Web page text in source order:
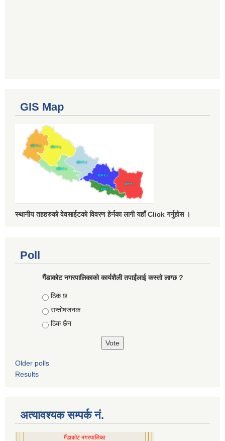
GIS Map
स्थानीय तहहरुको वेवसाईटको विवरण हेर्नका लागी यहाँ Click गर्नुहोस ।
Poll
गैंडाकोट नगरपालिकाको कार्यशैली तपाईंलाई कस्तो लाग्छ ?
Choices
ठिक छ
सन्तोषजनक
ठिक छैन
Older polls
Results
अत्यावश्यक सम्पर्क नं.